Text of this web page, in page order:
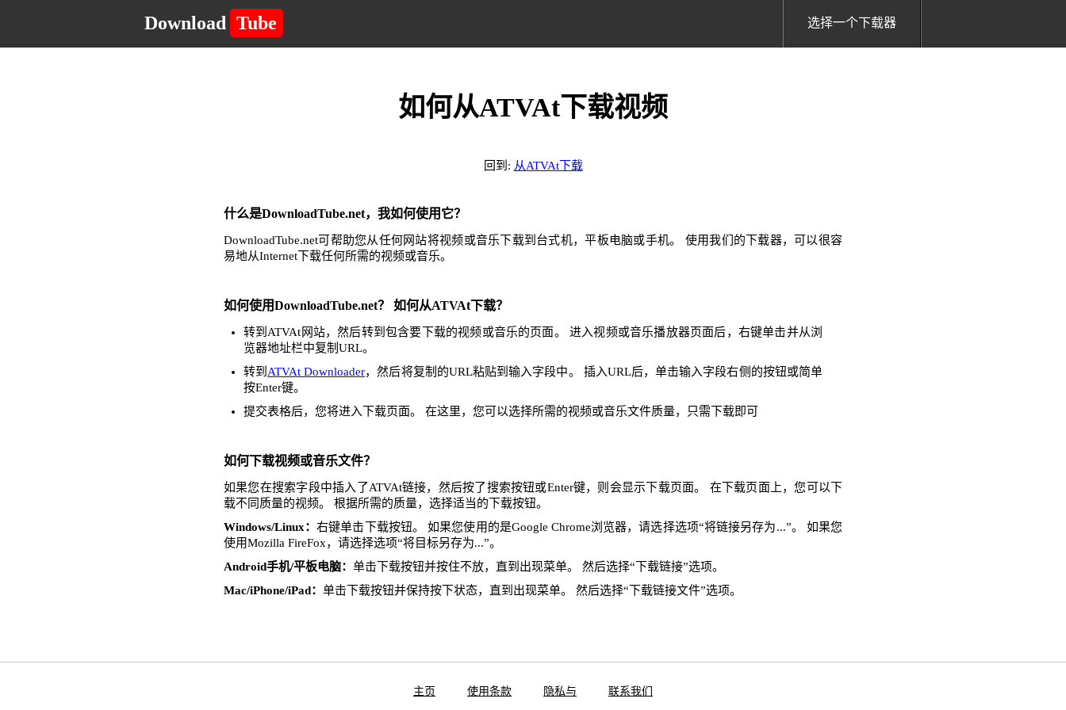
Download Tube 选择一个下载器
如何从ATVAt下载视频
回到: 从ATVAt下载
什么是DownloadTube.net，我如何使用它？
DownloadTube.net可帮助您从任何网站将视频或音乐下载到台式机，平板电脑或手机。 使用我们的下载器，可以很容
易地从Internet下载任何所需的视频或音乐。
如何使用DownloadTube.net？ 如何从ATVAt下载？
转到ATVAt网站，然后转到包含要下载的视频或音乐的页面。 进入视频或音乐播放器页面后，右键单击并从浏
览器地址栏中复制URL。
转到 ATVAt Downloader，然后将复制的URL粘贴到输入字段中。 插入URL后，单击输入字段右侧的按钮或简单
按Enter键。
提交表格后，您将进入下载页面。 在这里，您可以选择所需的视频或音乐文件质量，只需下载即可
如何下载视频或音乐文件？
如果您在搜索字段中插入了ATVAt链接，然后按了搜索按钮或Enter键，则会显示下载页面。 在下载页面上，您可以下
载不同质量的视频。 根据所需的质量，选择适当的下载按钮。
Windows/Linux：右键单击下载按钮。 如果您使用的是Google Chrome浏览器，请选择选项“将链接另存为...”。 如果您
使用Mozilla FireFox，请选择选项“将目标另存为...”。
Android手机/平板电脑： 单击下载按钮并按住不放，直到出现菜单。 然后选择“下载链接”选项。
Mac/iPhone/iPad： 单击下载按钮并保持按下状态，直到出现菜单。 然后选择“下载链接文件”选项。
主页 使用条款 隐私与 联系我们